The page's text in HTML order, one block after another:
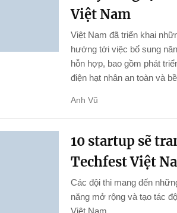
Việt Nam
Việt Nam đã triển khai
hướng tới việc bổ sung
hỗn hợp, bao gồm phát
điện hạt nhân an toàn và
Anh Vũ
10 startup sẽ
Techfest Việt
Các đội thi mang đến
năng mở rộng và tạo tác
Việt Nam.